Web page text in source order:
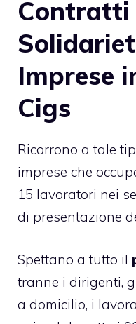
Contratti
Imprese
Cigs
Ricorrono a tale
imprese che
15 lavoratori nei
di presentazione
Spettano a tutto il
tranne i dirigenti,
a domicilio, i